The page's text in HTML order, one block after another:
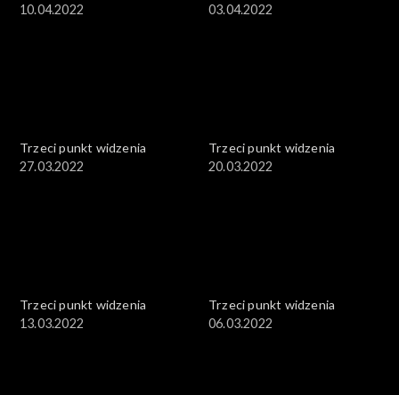
10.04.2022
03.04.2022
Trzeci punkt widzenia
27.03.2022
Trzeci punkt widzenia
20.03.2022
Trzeci punkt widzenia
13.03.2022
Trzeci punkt widzenia
06.03.2022